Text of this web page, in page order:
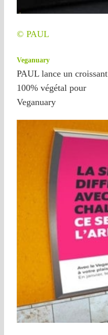
© PAUL
Veganuary
PAUL lance un croissant
100% végétal pour
Veganuary